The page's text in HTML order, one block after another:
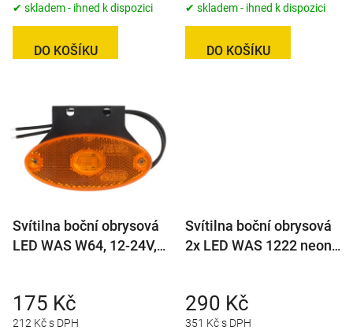
✔ skladem - ihned k dispozici
DO KOŠÍKU
✔ skladem - ihned k dispozici
DO KOŠÍKU
Svítilna boční obrysová
LED WAS W64, 12-24V,
212 Kč s DPH
175 Kč
Svítilna boční obrysová
2x LED WAS 1222 neon
351 Kč s DPH
290 Kč